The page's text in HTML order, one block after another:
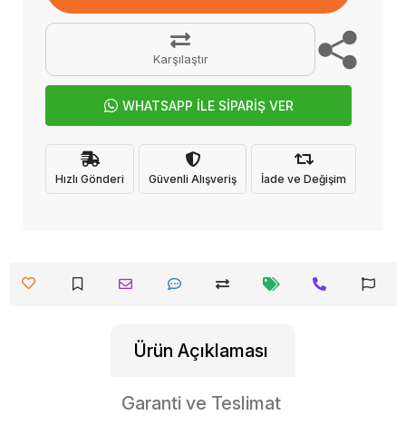
Karşılaştır
WHATSAPP İLE SİPARİŞ VER
Hızlı Gönderi Güvenli Alışveriş İade ve Değişim
Ürün Açıklaması
Garanti ve Teslimat